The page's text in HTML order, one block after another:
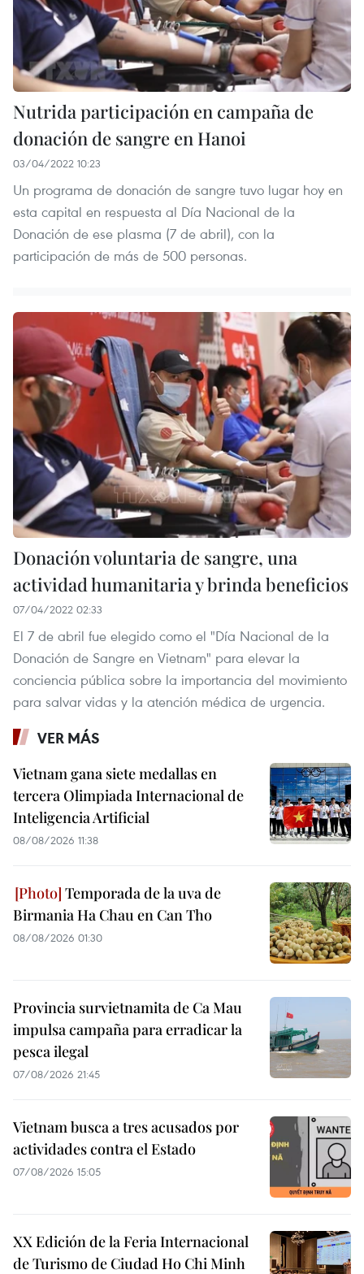
Nutrida participación en campaña de
donación de sangre en Hanoi
03/04/2022 10:23
Un programa de donación de sangre tuvo lugar hoy en
esta capital en respuesta al Día Nacional de la
Donación de ese plasma (7 de abril), con la
participación de más de 500 personas.
Donación voluntaria de sangre, una
actividad humanitaria y brinda beneficios
07/04/2022 02:33
El 7 de abril fue elegido como el "Día Nacional de la
Donación de Sangre en Vietnam" para elevar la
conciencia pública sobre la importancia del movimiento
para salvar vidas y la atención médica de urgencia.
VER MÁS
Vietnam gana siete medallas en
tercera Olimpiada Internacional de
Inteligencia Artificial
08/08/2026 11:38
Temporada de la uva de
Birmania Ha Chau en Can Tho
08/08/2026 01:30
Provincia survietnamita de Ca Mau
impulsa campaña para erradicar la
pesca ilegal
07/08/2026 21:45
Vietnam busca a tres acusados por
actividades contra el Estado
07/08/2026 15:05
XX Edición de la Feria Internacional
de Turismo de Ciudad Ho Chi Minh